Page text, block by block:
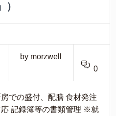
by morzwell
0
での盛付、配膳 食材発注
記録簿等の書類管理 ※就